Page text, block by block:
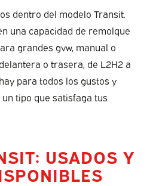
dentro del modelo Transit.
una capacidad de remolque
grandes gvw, manual o
o trasera, de L2H2 a
para todos los gustos y
tipo que satisfaga tus
USADOS Y